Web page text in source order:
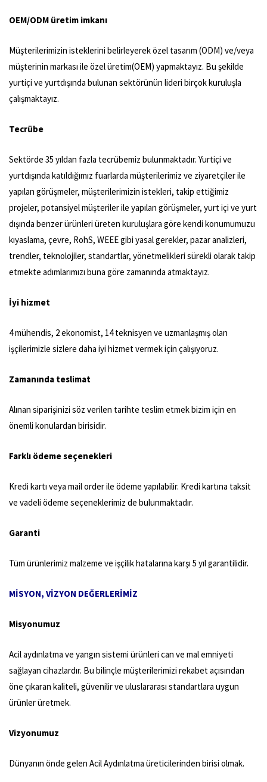
OEM/ODM üretim imkanı
Müşterilerimizin isteklerini belirleyerek özel tasarım (ODM) ve/veya
müşterinin markası ile özel üretim(OEM) yapmaktayız. Bu şekilde
yurtiçi ve yurtdışında bulunan sektörünün lideri birçok kuruluşla
çalışmaktayız.
Tecrübe
Sektörde 35 yıldan fazla tecrübemiz bulunmaktadır. Yurtiçi ve
yurtdışında katıldığımız fuarlarda müşterilerimiz ve ziyaretçiler ile
yapılan görüşmeler, müşterilerimizin istekleri, takip ettiğimiz
projeler, potansiyel müşteriler ile yapılan görüşmeler, yurt içi ve yurt
dışında benzer ürünleri üreten kuruluşlara göre kendi konumumuzu
kıyaslama, çevre, RohS, WEEE gibi yasal gerekler, pazar analizleri,
trendler, teknolojiler, standartlar, yönetmelikleri sürekli olarak takip
etmekte adımlarımızı buna göre zamanında atmaktayız.
İyi hizmet
4 mühendis, 2 ekonomist, 14 teknisyen ve uzmanlaşmış olan
işçilerimizle sizlere daha iyi hizmet vermek için çalışıyoruz.
Zamanında teslimat
Alınan siparişinizi söz verilen tarihte teslim etmek bizim için en
önemli konulardan birisidir.
Farklı ödeme seçenekleri
Kredi kartı veya mail order ile ödeme yapılabilir. Kredi kartına taksit
ve vadeli ödeme seçeneklerimiz de bulunmaktadır.
Garanti
Tüm ürünlerimiz malzeme ve işçilik hatalarına karşı 5 yıl garantilidir.
MİSYON, VİZYON DEĞERLERİMİZ
Misyonumuz
Acil aydınlatma ve yangın sistemi ürünleri can ve mal emniyeti
sağlayan cihazlardır. Bu bilinçle müşterilerimizi rekabet açısından
öne çıkaran kaliteli, güvenilir ve uluslararası standartlara uygun
ürünler üretmek.
Vizyonumuz
Dünyanın önde gelen Acil Aydınlatma üreticilerinden birisi olmak.